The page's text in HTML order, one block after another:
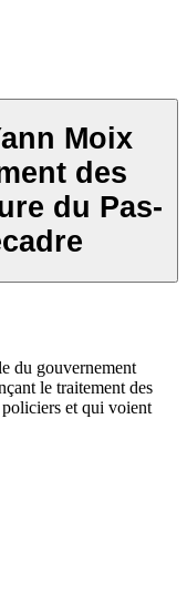
Moix
des
du Pas-
du gouvernement
le traitement des
policiers et qui voient